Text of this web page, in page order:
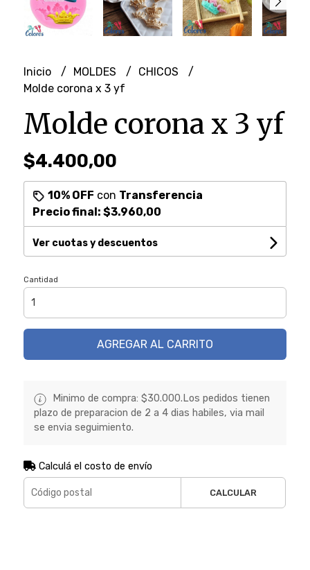
Inicio MOLDES
CHICOS
Molde corona x 3 yf
Molde corona x 3 yf
$4.400,00
10% OFF con Transferencia
Precio final: $3.960,00
Ver cuotas y descuentos
Cantidad
AGREGAR AL CARRITO
Minimo de compra: $30.000.Los pedidos tienen
plazo de preparacion de 2 a 4 dias habiles, via mail
se envia seguimiento.
Calculá el costo de envío
CALCULAR